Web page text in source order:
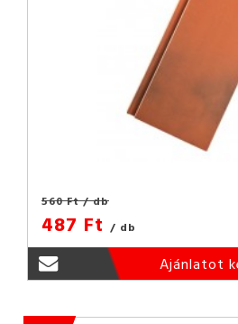
560 Ft/ db
487 Ft / db
Ajánlatot